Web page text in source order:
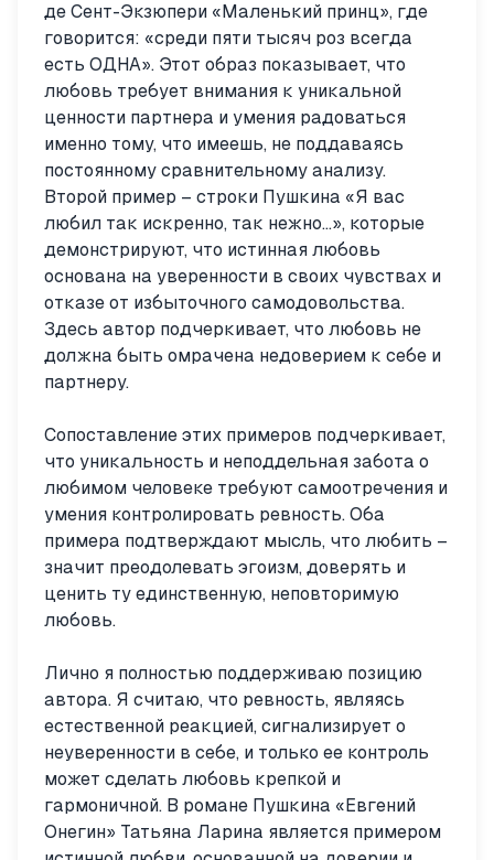
де Сент-Экзюпери «Маленький принц», где
говорится: «среди пяти тысяч роз всегда
есть ОДНА». Этот образ показывает, что
любовь требует внимания к уникальной
ценности партнера и умения радоваться
именно тому, что имеешь, не поддаваясь
постоянному сравнительному анализу.
Второй пример – строки Пушкина «Я вас
любил так искренно, так нежно…», которые
демонстрируют, что истинная любовь
основана на уверенности в своих чувствах и
отказе от избыточного самодовольства.
Здесь автор подчеркивает, что любовь не
должна быть омрачена недоверием к себе и
партнеру.
Сопоставление этих примеров подчеркивает,
что уникальность и неподдельная забота о
любимом человеке требуют самоотречения и
умения контролировать ревность. Оба
примера подтверждают мысль, что любить –
значит преодолевать эгоизм, доверять и
ценить ту единственную, неповторимую
любовь.
Лично я полностью поддерживаю позицию
автора. Я считаю, что ревность, являясь
естественной реакцией, сигнализирует о
неуверенности в себе, и только ее контроль
может сделать любовь крепкой и
гармоничной. В романе Пушкина «Евгений
Онегин» Татьяна Ларина является примером